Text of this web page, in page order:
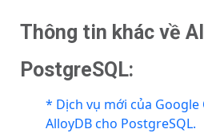
Thông tin khác về
PostgreSQL:
* Dịch vụ mới của
AlloyDB cho PostgreSQL.